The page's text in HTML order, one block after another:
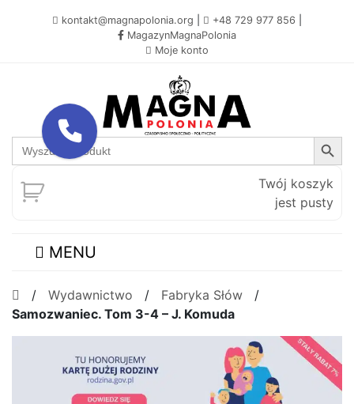
kontakt@magnapolonia.org +48 729 977 856
MagazynMagnaPolonia
Moje konto
Search
for:
Search Button
Twój koszyk
jest pusty
MENU
/ Wydawnictwo / Fabryka Słów /
Samozwaniec. Tom 3-4 – J. Komuda